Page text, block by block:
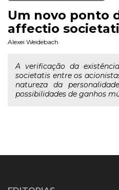
Um novo ponto
affectio
Alexei Weidebach
A verificação da
societatis entre os
natureza da
possibilidades de ganhos